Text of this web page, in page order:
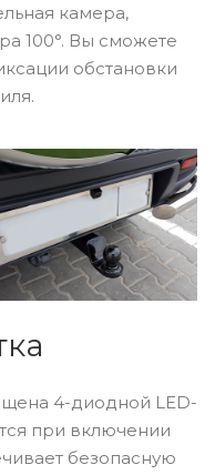
камера,
100°. Вы сможете
обстановки
4-диодной LED-
при включении
безопасную